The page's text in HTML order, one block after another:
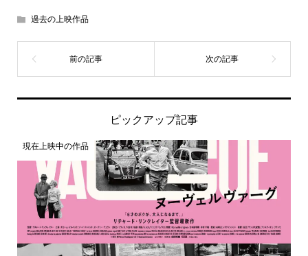
過去の上映作品
ピックアップ記事
現在上映中の作品